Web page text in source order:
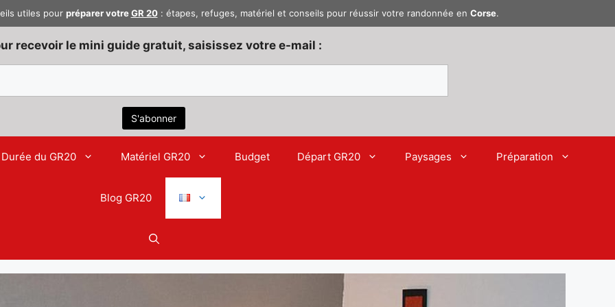
utiles pour préparer votreGR 20: étapes, refuges, matériel et conseils pour réussir votre randonnée en Corse.
recevoir le mini guide gratuit, saisissez votre e-mail :
Durée du GR20 Matériel GR20 Budget Départ GR20 Paysages Préparation
Blog GR20